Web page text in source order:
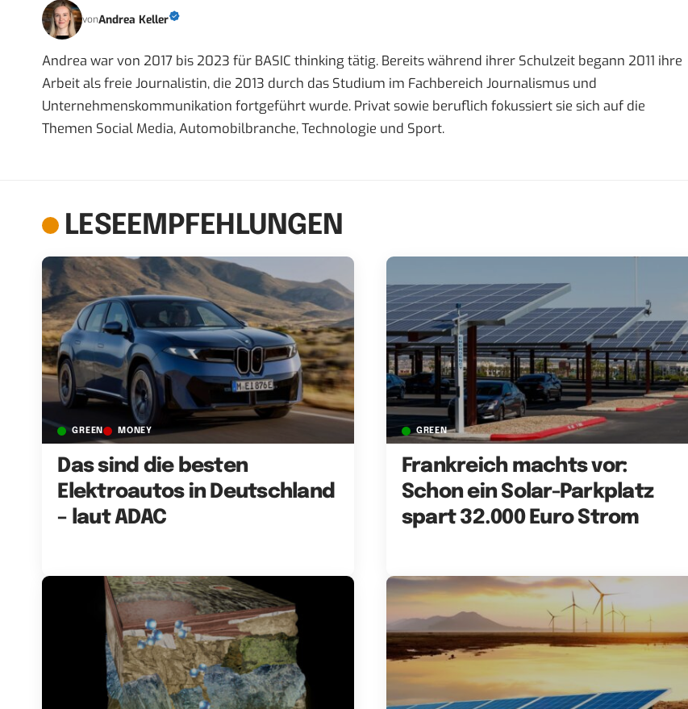
vonAndrea Keller
Andrea war von 2017 bis 2023 für BASIC thinking tätig. Bereits während ihrer Schulzeit begann 2011 ihre
Arbeit als freie Journalistin, die 2013 durch das Studium im Fachbereich Journalismus und
Unternehmenskommunikation fortgeführt wurde. Privat sowie beruflich fokussiert sie sich auf die
Themen Social Media, Automobilbranche, Technologie und Sport.
LESEEMPFEHLUNGEN
GREEN MONEY
Das sind die besten
Elektroautos in Deutschland
– laut ADAC
GREEN
Frankreich machts vor:
Schon ein Solar-Parkplatz
spart 32.000 Euro Strom